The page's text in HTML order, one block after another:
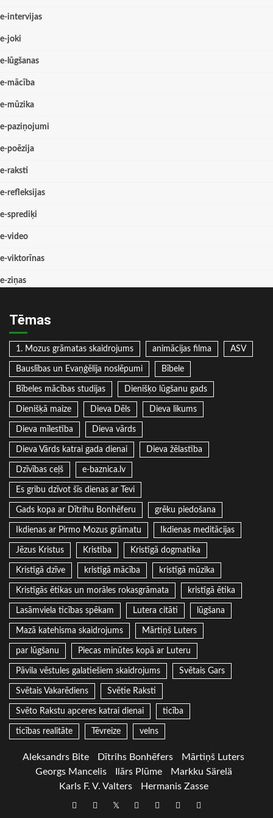
e-intervijas
e-joki
e-lūgšanas
e-mācība
e-mūzika
e-paziņojumi
e-poēzija
e-raksti
e-refleksijas
e-sprediķi
e-video
e-viktorīnas
e-ziņas
Tēmas
1. Mozus grāmatas skaidrojums animācijas filma ASV
Bauslības un Evaņģēlija noslēpumi Bībele
Bībeles mācības studijas Dienišķo lūgšanu gads
Dienišķā maize Dieva Dēls Dieva likums
Dieva mīlestība Dieva vārds
Dieva Vārds katrai gada dienai Dieva žēlastība
Dzīvības ceļš e-baznica.lv
Es gribu dzīvot šīs dienas ar Tevi
Gads kopa ar Dītrihu Bonhēferu grēku piedošana
Ikdienas ar Pirmo Mozus grāmatu Ikdienas meditācijas
Jēzus Kristus Kristība Kristīgā dogmatika
Kristīgā dzīve kristīgā mācība kristīgā mūzika
Kristīgās ētikas un morāles rokasgrāmata kristīgā ētika
Lasāmviela ticības spēkam Lutera citāti lūgšana
Mazā katehisma skaidrojums Mārtiņš Luters
par lūgšanu Piecas minūtes kopā ar Luteru
Pāvila vēstules galatiešiem skaidrojums Svētais Gars
Svētais Vakarēdiens Svētie Raksti
Svēto Rakstu apceres katrai dienai ticība
ticības realitāte Tēvreize velns
Aleksandrs Bite Dītrihs Bonhēfers
Mārtiņš Luters
Georgs Mancelis
Ilārs Plūme
Markku Särelä
Karls F. V. Valters
Hermanis Zasse
Draugiem
Facebook
TwitterInstagram
LinkedInwhatsapp
RSS